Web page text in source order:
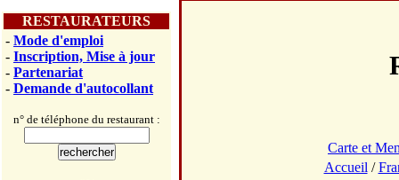
RESTAURATEURS
- Mode d'emploi
- Inscription, Mise à jour
- Partenariat
- Demande d'autocollant
n° de téléphone du restaurant :
Carte et
Accueil /